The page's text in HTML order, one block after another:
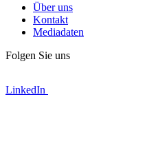
Über uns
Kontakt
Mediadaten
Folgen Sie uns
LinkedIn